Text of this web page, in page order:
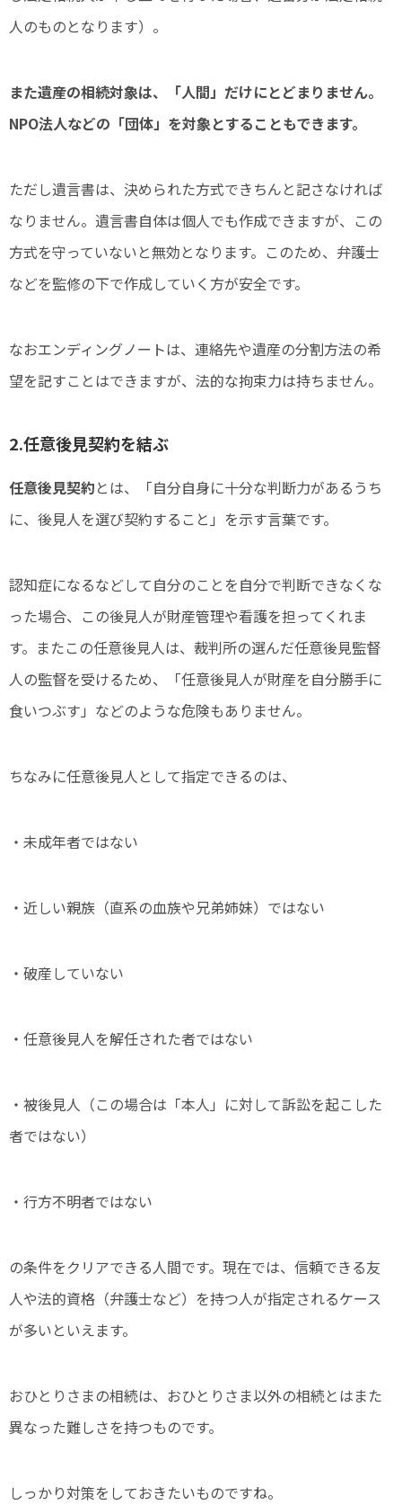
人のものとなります）。
また遺産の相続対象は、「人間」だけにとどまりません。
NPO法人などの「団体」を対象とすることもできます。
ただし遺言書は、決められた方式できちんと記さなければ
なりません。遺言書自体は個人でも作成できますが、この
方式を守っていないと無効となります。このため、弁護士
などを監修の下で作成していく方が安全です。
なおエンディングノートは、連絡先や遺産の分割方法の希
望を記すことはできますが、法的な拘束力は持ちません。
2.任意後見契約を結ぶ
任意後見契約とは、「自分自身に十分な判断力があるうち
に、後見人を選び契約すること」を示す言葉です。
認知症になるなどして自分のことを自分で判断できなくな
った場合、この後見人が財産管理や看護を担ってくれま
す。またこの任意後見人は、裁判所の選んだ任意後見監督
人の監督を受けるため、「任意後見人が財産を自分勝手に
食いつぶす」などのような危険もありません。
ちなみに任意後見人として指定できるのは、
・未成年者ではない
・近しい親族（直系の血族や兄弟姉妹）ではない
・破産していない
・任意後見人を解任された者ではない
・被後見人（この場合は「本人」に対して訴訟を起こした
者ではない）
・行方不明者ではない
の条件をクリアできる人間です。現在では、信頼できる友
人や法的資格（弁護士など）を持つ人が指定されるケース
が多いといえます。
おひとりさまの相続は、おひとりさま以外の相続とはまた
異なった難しさを持つものです。
しっかり対策をしておきたいものですね。